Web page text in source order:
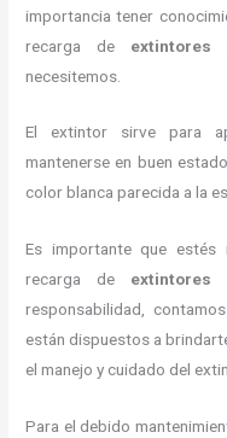
importancia tener
recarga de
necesitemos.
El extintor sirve para
mantenerse en buen
color blanca parecida a la
Es importante que
recarga de extintores
responsabilidad,
están dispuestos a
el manejo y cuidado del
Para el debido